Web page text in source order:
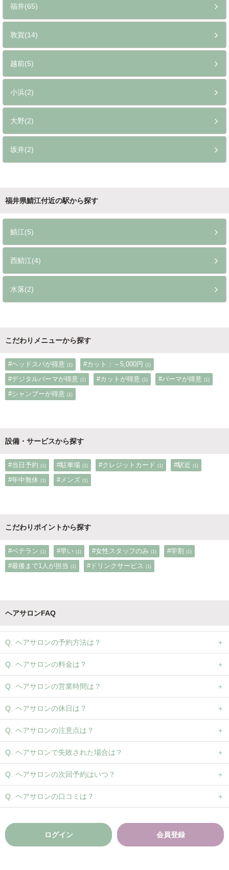
福井(65)
敦賀(14)
越前(5)
小浜(2)
大野(2)
坂井(2)
福井県鯖江付近の駅から探す
鯖江(5)
西鯖江(4)
水落(2)
こだわりメニューから探す
#ヘッドスパが得意 (1) #カット：～5,000円 (1)
#デジタルパーマが得意 (1) #カットが得意 (1) #パーマが得意 (1)
#シャンプーが得意 (1)
設備・サービスから探す
#当日予約 (1) #駐車場 (1) #クレジットカード (1) #駅近 (1)
#年中無休 (1) #メンズ (1)
こだわりポイントから探す
#ベテラン (1) #早い (1) #女性スタッフのみ (1) #学割 (1)
#最後まで1人が担当 (1) #ドリンクサービス (1)
ヘアサロンFAQ
ヘアサロンの予約方法は？
ヘアサロンの料金は？
ヘアサロンの営業時間は？
ヘアサロンの休日は？
ヘアサロンの注意点は？
ヘアサロンで失敗された場合は？
ヘアサロンの次回予約はいつ？
ヘアサロンの口コミは？
ログイン 会員登録